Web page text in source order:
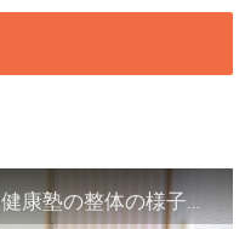
福井県越前市の整体・自然体健康塾の整体の様子（1）背骨の観察／骨盤他